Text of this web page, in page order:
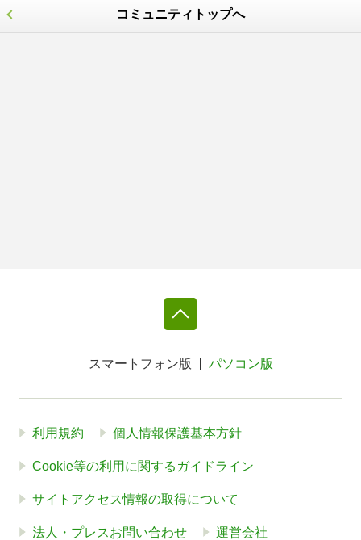
コミュニティトップへ
スマートフォン版 パソコン版
利用規約 個人情報保護基本方針
Cookie等の利用に関するガイドライン
サイトアクセス情報の取得について
法人・プレスお問い合わせ 運営会社